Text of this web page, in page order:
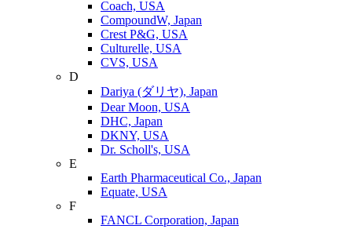
Coach, USA
CompoundW, Japan
Crest P&G, USA
Culturelle, USA
CVS, USA
D
Dariya (ダリヤ), Japan
Dear Moon, USA
DHC, Japan
DKNY, USA
Dr. Scholl's, USA
E
Earth Pharmaceutical Co., Japan
Equate, USA
F
FANCL Corporation, Japan